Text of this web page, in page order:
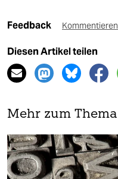
Feedback Kommentieren
Diesen Artikel teilen
Mehr zum Thema